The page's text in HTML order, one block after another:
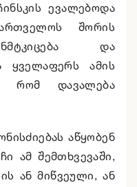
ევალებოდა
შორის
და
ყველაფერს ამის
რომ დავალება
აწყობენ
ამ შემთხვევაში,
ან მიწვეული, ან